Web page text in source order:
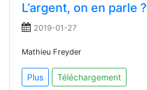
L’argent, on en parle ?
2019-01-27
Mathieu Freyder
Plus Téléchargement